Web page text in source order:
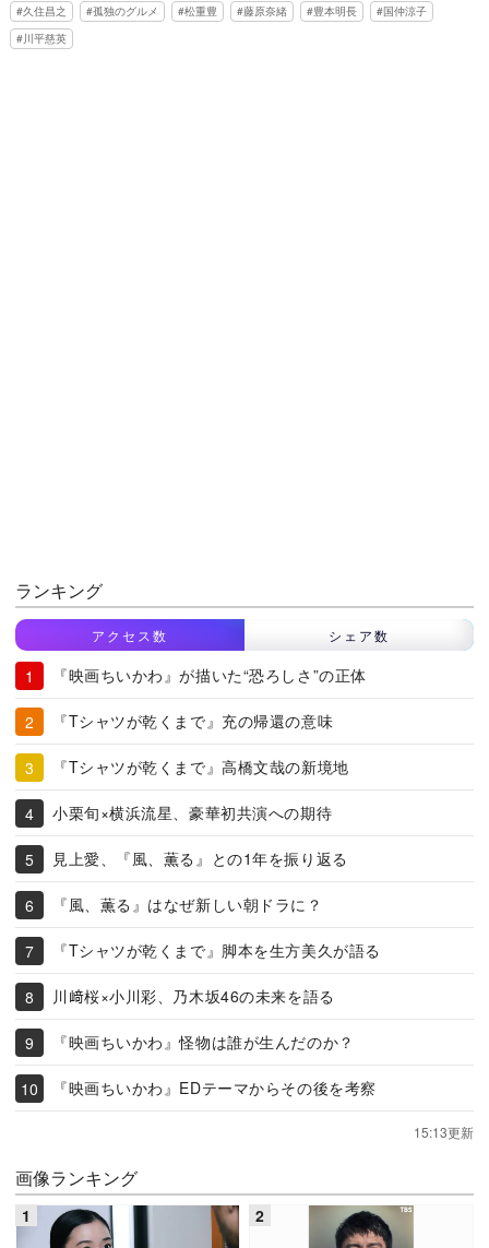
久住昌之 孤独のグルメ 松重豊 藤原奈緒 豊本明長
国仲涼子
川平慈英
ランキング
アクセス数 シェア数
『映画ちいかわ』が描いた“恐ろしさ”の正体
『Tシャツが乾くまで』充の帰還の意味
『Tシャツが乾くまで』高橋文哉の新境地
小栗旬×横浜流星、豪華初共演への期待
見上愛、『風、薫る』との1年を振り返る
『風、薫る』はなぜ新しい朝ドラに？
『Tシャツが乾くまで』脚本を生方美久が語る
川﨑桜×小川彩、乃木坂46の未来を語る
『映画ちいかわ』怪物は誰が生んだのか？
『映画ちいかわ』EDテーマからその後を考察
15:13更新
画像ランキング